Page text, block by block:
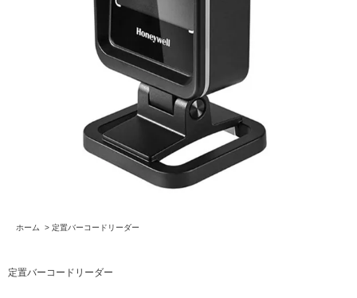
ホーム > 定置バーコードリーダー
定置バーコードリーダー